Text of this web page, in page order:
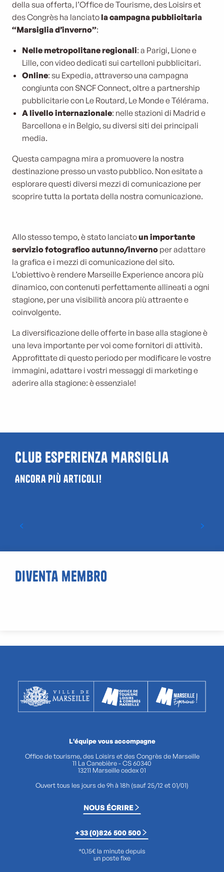
della sua offerta, l’Office de Tourisme, des Loisirs et
des Congrès ha lanciato la campagna pubblicitaria
“Marsiglia d’inverno”:
Nelle metropolitane regionali: a Parigi, Lione e
Lille, con video dedicati sui cartelloni pubblicitari.
Online: su Expedia, attraverso una campagna
congiunta con SNCF Connect, oltre a partnership
pubblicitarie con Le Routard, Le Monde e Télérama.
A livello internazionale: nelle stazioni di Madrid e
Barcellona e in Belgio, su diversi siti dei principali
media.
Questa campagna mira a promuovere la nostra
destinazione presso un vasto pubblico. Non esitate a
esplorare questi diversi mezzi di comunicazione per
scoprire tutta la portata della nostra comunicazione.
Allo stesso tempo, è stato lanciatoun importante
servizio fotografico autunno/inverno per adattare
la grafica e i mezzi di comunicazione del sito.
L’obiettivo è rendere Marseille Experience ancora più
dinamico, con contenuti perfettamente allineati a ogni
stagione, per una visibilità ancora più attraente e
coinvolgente.
La diversificazione delle offerte in base alla stagione è
una leva importante per voi come fornitori di attività.
Approfittate di questo periodo per modificare le vostre
immagini, adattare i vostri messaggi di marketing e
aderire alla stagione: è essenziale!
Club Esperienza Marsiglia
Ancora più articoli!
Le principali tendenze delle attività del
Diventa membro
L'équipe vous accompagne
Office de tourisme, des Loisirs et des Congrès de Marseille
11 La Canebière - CS 60340
13211 Marseille cedex 01
Ouvert tous les jours de 9h à 18h (sauf 25/12 et 01/01)
NOUS ÉCRIRE
+33 (0)826 500 500
*0,15€ la minute depuis
un poste fixe